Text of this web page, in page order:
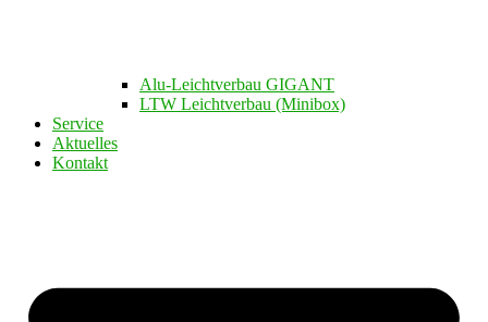
Alu-Leichtverbau GIGANT
LTW Leichtverbau (Minibox)
Service
Aktuelles
Kontakt